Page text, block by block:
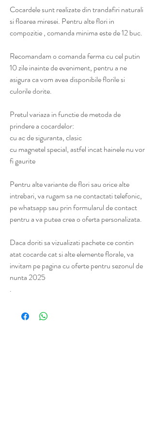
Cocardele sunt realizate din trandafiri naturali
si floarea miresei. Pentru alte flori in
compozitie , comanda minima este de 12 buc.
Recomandam o comanda ferma cu cel putin
10 zile inainte de eveniment, pentru a ne
asigura ca vom avea disponibile florile si
culorile dorite.
Pretul variaza in functie de metoda de
prindere a cocardelor:
cu ac de siguranta, clasic
cu magnetel special, astfel incat hainele nu vor
fi gaurite
Pentru alte variante de flori sau orice alte
intrebari, va rugam sa ne contactati telefonic,
pe whatsapp sau prin formularul de contact
pentru a va putea crea o oferta personalizata.
Daca doriti sa vizualizati pachete ce contin
atat cocarde cat si alte elemente florale, va
invitam pe pagina cu oferte pentru sezonul de
nunta 2025
.